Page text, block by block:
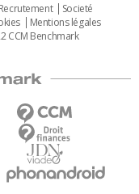
Recrutement
Societé
Mentions légales
CCM Benchmark